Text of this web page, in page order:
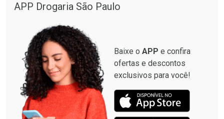
APP Drogaria São Paulo
Baixe o APP e confira
ofertas e descontos
exclusivos para você!